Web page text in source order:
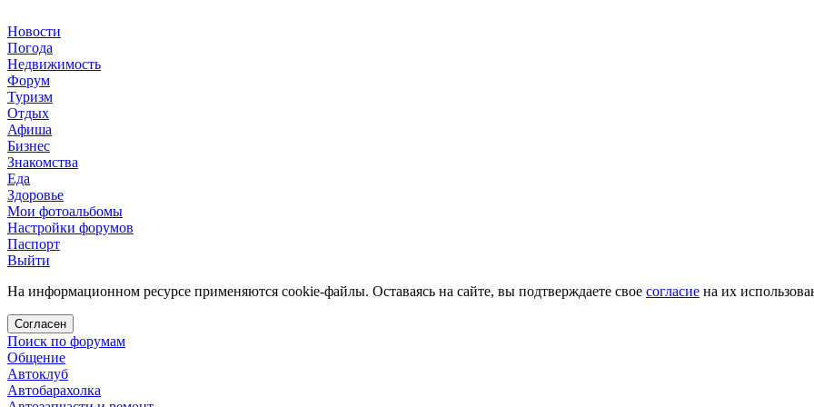
Новости
Погода
Недвижимость
Форум
Туризм
Отдых
Афиша
Бизнес
Знакомства
Еда
Здоровье
Мои фотоальбомы
Настройки форумов
Паспорт
Выйти
На информационном ресурсе применяются cookie-файлы. Оставаясь на сайте, вы подтверждаете свое согласие на их
Согласен
Поиск по форумам
Общение
Автоклуб
Автобарахолка